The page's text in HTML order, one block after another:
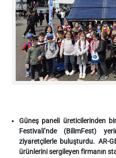
Güneş paneli üreticilerinden
Festivali’nde (BilimFest)
ziyaretçilerle buluşturdu. AR-
ürünlerini sergileyen firmanın